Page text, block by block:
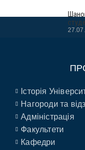
Історія
Нагороди та
Адміністрація
Факультети
Кафедри